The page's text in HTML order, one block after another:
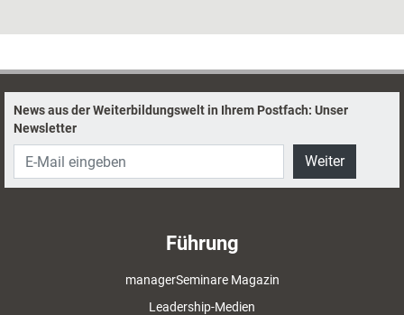
News aus der Weiterbildungswelt in Ihrem Postfach: Unser
Newsletter
Weiter
Führung
managerSeminare Magazin
Leadership-Medien